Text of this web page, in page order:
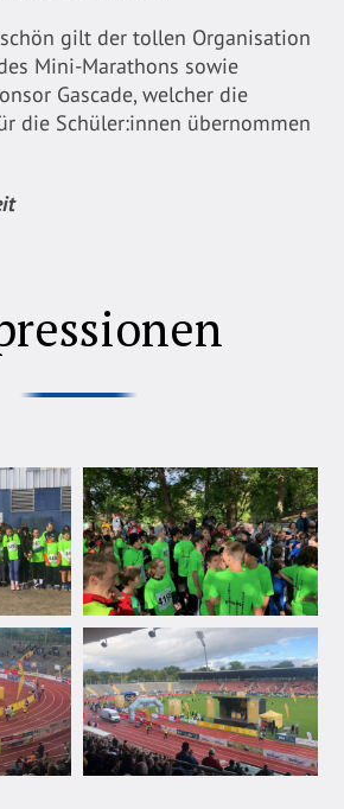
gilt der tollen Organisation
Mini-Marathons sowie
Gascade, welcher die
die Schüler:innen übernommen